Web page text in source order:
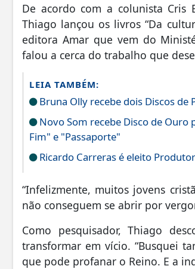
De acordo com a colunista Cris
Thiago lançou os livros “Da
editora Amar que vem do
falou a cerca do trabalho que
LEIA TAMBÉM:
Bruna Olly recebe dois Discos de
Novo Som recebe Disco de Ouro
Fim" e "Passaporte"
Ricardo Carreras é eleito
“Infelizmente, muitos jovens
não conseguem se abrir por
Como pesquisador, Thiago
transformar em vício. “Busquei
que pode profanar o Reino. E a